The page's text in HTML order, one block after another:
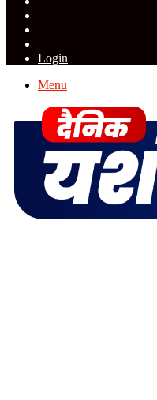
Login
Menu